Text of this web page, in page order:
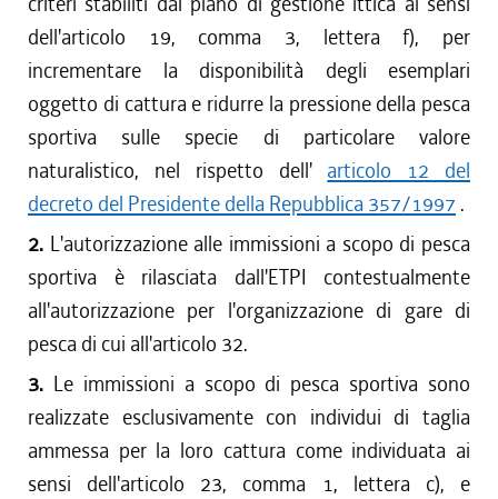
dell'articolo 19, comma 3, lettera f), per
incrementare la disponibilità degli esemplari
oggetto di cattura e ridurre la pressione della pesca
sportiva sulle specie di particolare valore
naturalistico, nel rispetto dell' articolo 12 del
decreto del Presidente della Repubblica 357/1997 .
2. L'autorizzazione alle immissioni a scopo di pesca
sportiva è rilasciata dall'ETPI contestualmente
all'autorizzazione per l'organizzazione di gare di
pesca di cui all'articolo 32.
3. Le immissioni a scopo di pesca sportiva sono
realizzate esclusivamente con individui di taglia
ammessa per la loro cattura come individuata ai
sensi dell'articolo 23, comma 1, lettera c), e